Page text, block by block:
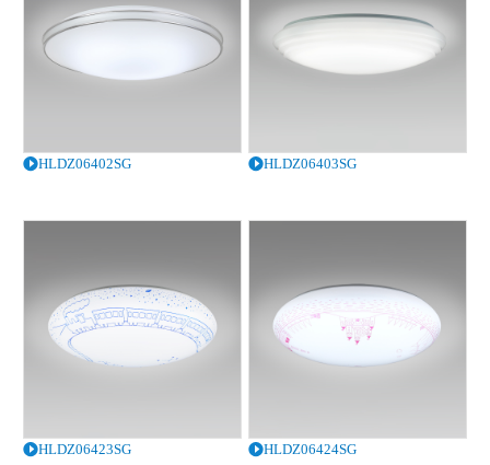
HLDZ06402SG HLDZ06403SG
HLDZ06423SG HLDZ06424SG